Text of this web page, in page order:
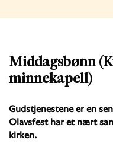
Middagsbønn
minnekapell)
Gudstjenestene er en
Olavsfest har et nært
kirken.